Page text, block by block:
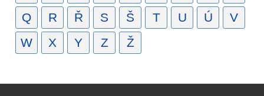
Q
R Ř S Š T U Ú
V
W
X Y Z Ž